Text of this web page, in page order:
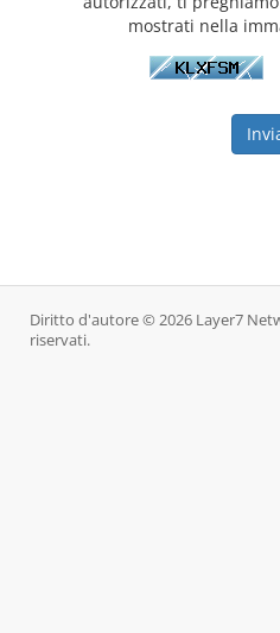
mostrati nella
Diritto d'autore © 2026 Layer7
riservati.